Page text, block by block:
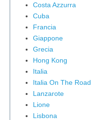
Costa Azzurra
Cuba
Francia
Giappone
Grecia
Hong Kong
Italia
Italia On The Road
Lanzarote
Lione
Lisbona